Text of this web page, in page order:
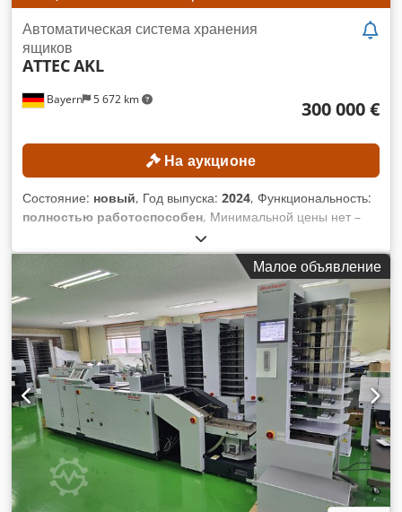
Bayern 5 672 km
Автоматическая система хранения
ящиков
ATTECAKL
300 000 €
На аукционе
Состояние: новый, Год выпуска: 2024, Функциональность:
полностью работоспособен, Минимальной цены нет –
гарантированная продажа по самой высокой ставке!
Оборудование было приобретено в 2024 году и, в связи с
изменением объема заказа, до сих пор не
эксплуатировалось! Новая цена оборудования составляет
672 000 евро, включая НДС! Согласно документации,
производство системы началось в 2023 году.
Окончательная сборка была выполнена в 2026 году.
Представленное видео является демонстрационным. Оно
не показывает фактическое оборудование, которое
выставлено на продажу! Конфигурация оборудования:
ТЕХНИЧЕСКИЕ ХАРАКТЕРИСТИКИ Тип склада:
одноярусный склад с двойной глубиной Общая
вместимость: около 4540 контейнеров Максимальный вес
контейнера: 30 кг на контейнер Блок со стороны
комплектации Ряды: 46 Ярусы: 25 Cjdpfxsznc R Se Ahlsha
Малое объявление